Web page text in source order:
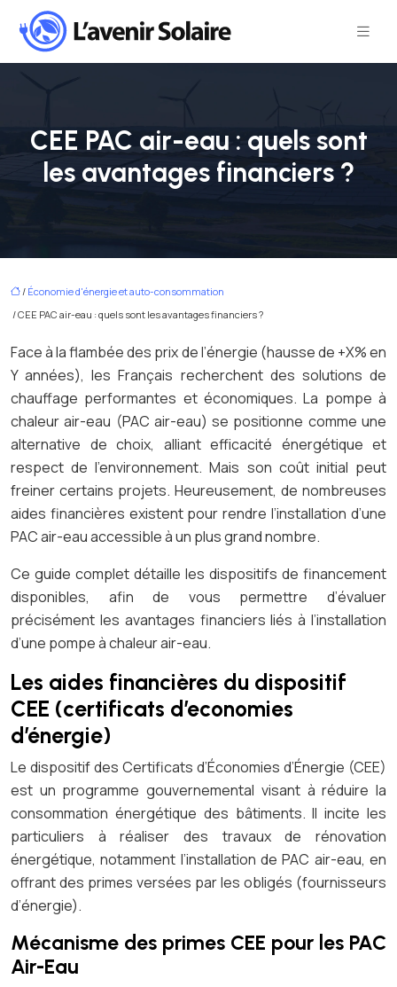
CEE PAC air-eau : quels sont
les avantages financiers ?
/ Économie d'énergie et auto-consommation
/ CEE PAC air-eau : quels sont les avantages financiers ?
Face à la flambée des prix de l’énergie (hausse de +X% en
Y années), les Français recherchent des solutions de
chauffage performantes et économiques. La pompe à
chaleur air-eau (PAC air-eau) se positionne comme une
alternative de choix, alliant efficacité énergétique et
respect de l’environnement. Mais son coût initial peut
freiner certains projets. Heureusement, de nombreuses
aides financières existent pour rendre l’installation d’une
PAC air-eau accessible à un plus grand nombre.
Ce guide complet détaille les dispositifs de financement
disponibles, afin de vous permettre d’évaluer
précisément les avantages financiers liés à l’installation
d’une pompe à chaleur air-eau.
Les aides financières du dispositif
CEE (certificats d’economies
d’énergie)
Le dispositif des Certificats d’Économies d’Énergie (CEE)
est un programme gouvernemental visant à réduire la
consommation énergétique des bâtiments. Il incite les
particuliers à réaliser des travaux de rénovation
énergétique, notamment l’installation de PAC air-eau, en
offrant des primes versées par les obligés (fournisseurs
d’énergie).
Mécanisme des primes CEE pour les PAC
Air-Eau